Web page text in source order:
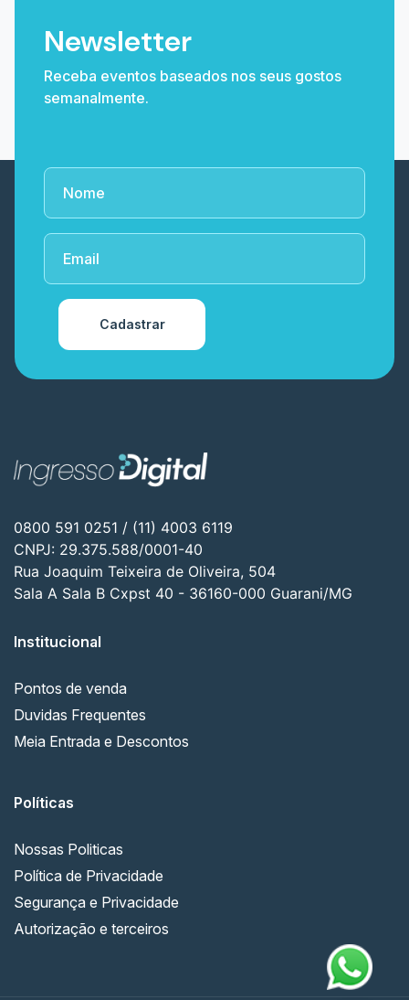
Newsletter
Receba eventos baseados nos seus gostos
semanalmente.
Cadastrar
0800 591 0251 / (11) 4003 6119
CNPJ: 29.375.588/0001-40
Rua Joaquim Teixeira de Oliveira, 504
Sala A Sala B Cxpst 40 - 36160-000 Guarani/MG
Institucional
Pontos de venda
Duvidas Frequentes
Meia Entrada e Descontos
Políticas
Nossas Politicas
Política de Privacidade
Segurança e Privacidade
Autorização e terceiros